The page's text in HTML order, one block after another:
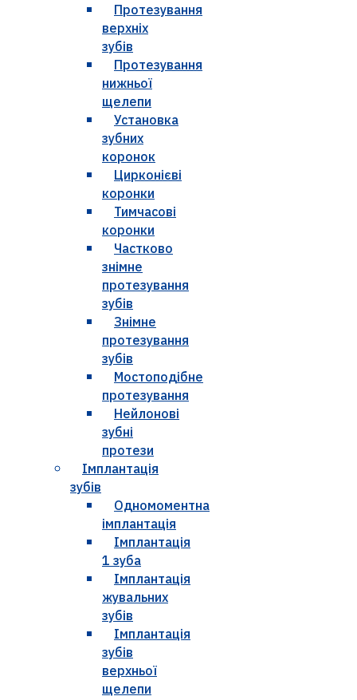
Протезування
верхніх
зубів
Протезування
нижньої
щелепи
Установка
зубних
коронок
Цирконієві
коронки
Тимчасові
коронки
Частково
знімне
протезування
зубів
Знімне
протезування
зубів
Мостоподібне
протезування
Нейлонові
зубні
протези
Імплантація
зубів
Одномоментна
імплантація
Імплантація
1 зуба
Імплантація
жувальних
зубів
Імплантація
зубів
верхньої
щелепи